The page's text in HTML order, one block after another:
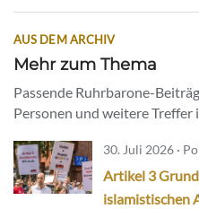
AUS DEM ARCHIV
Mehr zum Thema
Passende Ruhrbarone-
Personen und weitere Treffer
30. Juli 2026 ·
Artikel 3
islamistischen